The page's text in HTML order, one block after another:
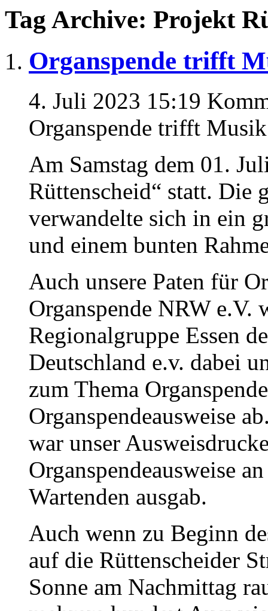
Tag Archive: Projekt
Organspende trifft
4. Juli 2023 15:19
Organspende trifft Musik
Am Samstag dem 01.
Rüttenscheid“ statt. Die
verwandelte sich in ein
und einem bunten
Auch unsere Paten für
Organspende NRW
Regionalgruppe Essen
Deutschland e.v. dabei
zum Thema
Organspendeausweise
war unser
Organspendeausweise
Wartenden ausgab.
Auch wenn zu Beginn
auf die Rüttenscheider
Sonne am Nachmittag